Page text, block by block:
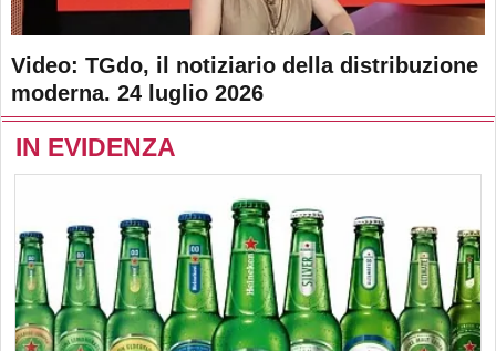
Video: TGdo, il notiziario della distribuzione
moderna. 24 luglio 2026
IN EVIDENZA